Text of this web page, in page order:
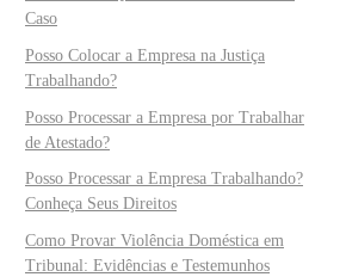
Caso
Posso Colocar a Empresa na Justiça
Trabalhando?
Posso Processar a Empresa por Trabalhar
de Atestado?
Posso Processar a Empresa Trabalhando?
Conheça Seus Direitos
Como Provar Violência Doméstica em
Tribunal: Evidências e Testemunhos